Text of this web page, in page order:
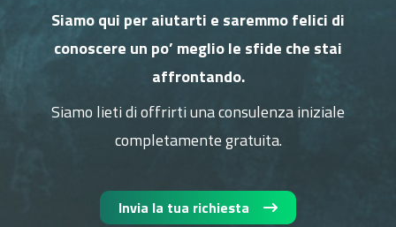
Siamo qui per aiutarti e saremmo felici di
conoscere un po’ meglio le sfide che stai
affrontando.
Siamo lieti di offrirti una consulenza iniziale
completamente gratuita.
Invia la tua richiesta